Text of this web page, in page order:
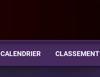
CALENDRIER CLASSEMENT